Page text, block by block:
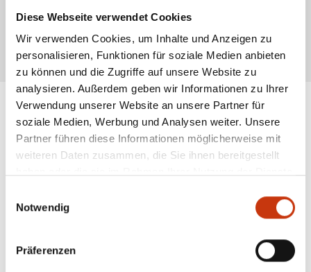
Diese Webseite verwendet Cookies
Wir verwenden Cookies, um Inhalte und Anzeigen zu
personalisieren, Funktionen für soziale Medien anbieten
zu können und die Zugriffe auf unsere Website zu
analysieren. Außerdem geben wir Informationen zu Ihrer
Verwendung unserer Website an unsere Partner für
soziale Medien, Werbung und Analysen weiter. Unsere
Partner führen diese Informationen möglicherweise mit
weiteren Daten zusammen, die Sie ihnen bereitgestellt
Notwendig
Präferenzen
Angelmöglichkeiten und ist ein lohnenswerter Ort für Angler auf der Suche
* Alle Preise inkl. gesetzl. Mehrwertsteuer zzgl. Versandkosten, wenn nicht anders
ANGESAGTE
ANGELAUSRÜSTUNG